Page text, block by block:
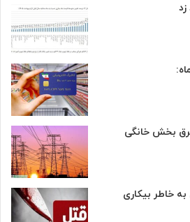
برق بخش خانگی
خاطر بیکاری